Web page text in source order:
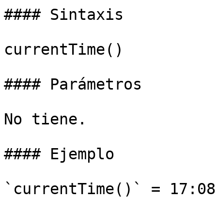
#### Sintaxis
currentTime()
#### Parámetros
No tiene.
#### Ejemplo
`currentTime()` =